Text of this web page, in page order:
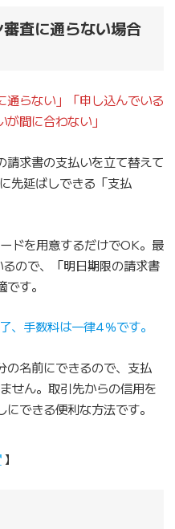
査に通らない場合
通らない」「申し込んでいる
間に合わない」
請求書の支払いを立て替えて
先延ばしできる「支払
ドを用意するだけでOK。最
ので、「明日期限の請求書
す。
、手数料は一律4％です。
の名前にできるので、支払
せん。取引先からの信用を
できる便利な方法です。
】